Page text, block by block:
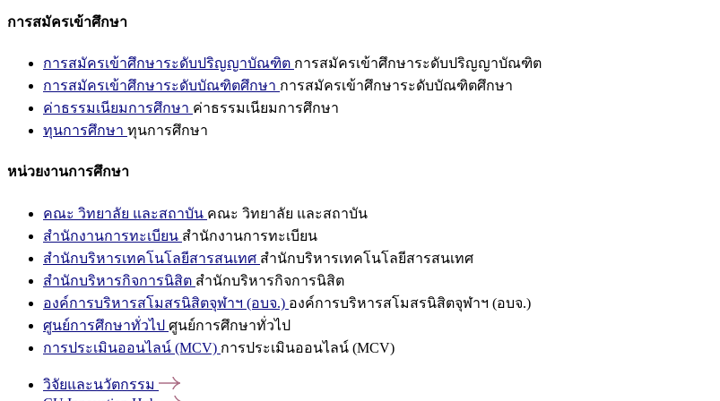
การสมัครเข้าศึกษา
การสมัครเข้าศึกษาระดับปริญญาบัณฑิต การสมัครเข้าศึกษาระดับปริญญาบัณฑิต
การสมัครเข้าศึกษาระดับบัณฑิตศึกษา การสมัครเข้าศึกษาระดับบัณฑิตศึกษา
ค่าธรรมเนียมการศึกษา ค่าธรรมเนียมการศึกษา
ทุนการศึกษา ทุนการศึกษา
หน่วยงานการศึกษา
คณะ วิทยาลัย และสถาบัน คณะ วิทยาลัย และสถาบัน
สำนักงานการทะเบียน สำนักงานการทะเบียน
สำนักบริหารเทคโนโลยีสารสนเทศ สำนักบริหารเทคโนโลยีสารสนเทศ
สำนักบริหารกิจการนิสิต สำนักบริหารกิจการนิสิต
องค์การบริหารสโมสรนิสิตจุฬาฯ (อบจ.) องค์การบริหารสโมสรนิสิตจุฬาฯ (อบจ.)
ศูนย์การศึกษาทั่วไป ศูนย์การศึกษาทั่วไป
การประเมินออนไลน์ (MCV) การประเมินออนไลน์ (MCV)
วิจัยและนวัตกรรม